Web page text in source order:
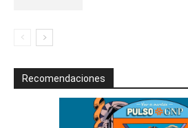
Recomendaciones